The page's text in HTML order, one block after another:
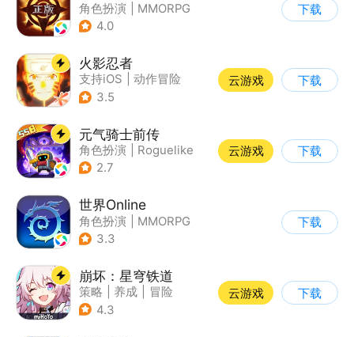
角色扮演
MMORPG
| 魔法
4.0
下载
火影忍者
支持iOS
动作冒险
| 格斗
3.5
云游戏 下载
元气骑士前传
角色扮演
Roguelike
| 地牢
2.7
云游戏 下载
世界Online
角色扮演
MMORPG
| 冒险
3.3
下载
崩坏：星穹铁道
策略 养成
冒险
| 崩坏
4.3
云游戏 下载